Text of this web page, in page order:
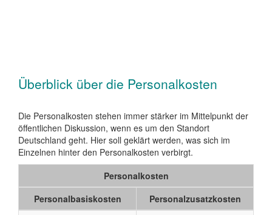
Überblick über die Personalkosten
Die Personalkosten stehen immer stärker im Mittelpunkt der
öffentlichen Diskussion, wenn es um den Standort
Deutschland geht. Hier soll geklärt werden, was sich im
Einzelnen hinter den Personalkosten verbirgt.
Personalkosten
Personalbasiskosten
Personalzusatzkosten